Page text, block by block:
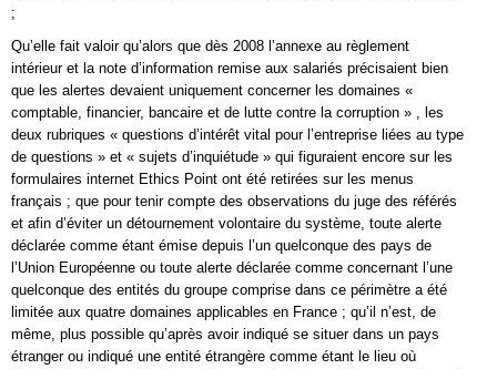
;
Qu’elle fait valoir qu’alors que dès 2008 l’annexe au règlement
intérieur et la note d’information remise aux salariés précisaient bien
que les alertes devaient uniquement concerner les domaines «
comptable, financier, bancaire et de lutte contre la corruption » , les
deux rubriques « questions d’intérêt vital pour l’entreprise liées au type
de questions » et « sujets d’inquiétude » qui figuraient encore sur les
formulaires internet Ethics Point ont été retirées sur les menus
français ; que pour tenir compte des observations du juge des référés
et afin d’éviter un détournement volontaire du système, toute alerte
déclarée comme étant émise depuis l’un quelconque des pays de
l’Union Européenne ou toute alerte déclarée comme concernant l’une
quelconque des entités du groupe comprise dans ce périmètre a été
limitée aux quatre domaines applicables en France ; qu’il n’est, de
même, plus possible qu’après avoir indiqué se situer dans un pays
étranger ou indiqué une entité étrangère comme étant le lieu où